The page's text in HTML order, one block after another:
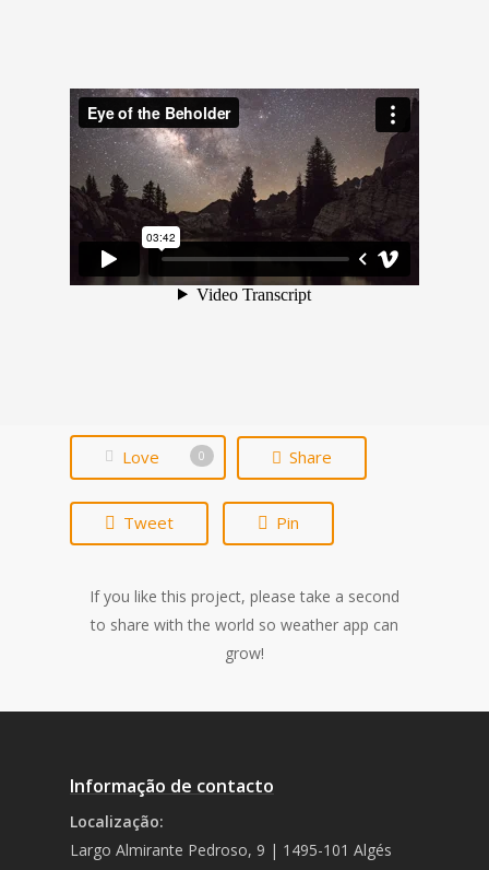
Love 0 Share
Tweet Pin
If you like this project, please take a second
to share with the world so weather app can
grow!
Informação de contacto
Localização:
Largo Almirante Pedroso, 9 | 1495-101 Algés